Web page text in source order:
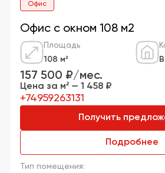
Офис
Офис с окном 108 м2
Площадь
108 м²
Тип помещения:
157 500 ₽/мес.
Цена за м² — 1 458 ₽
+74959263131
Получить
Подробнее